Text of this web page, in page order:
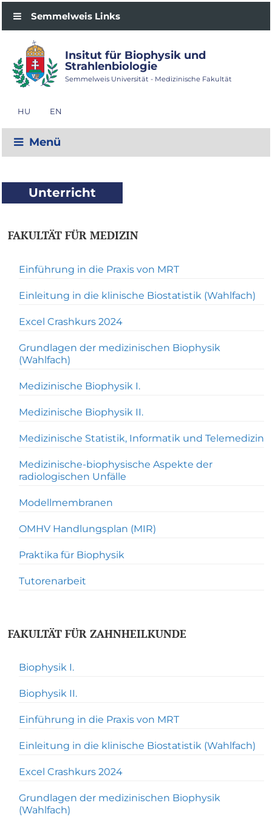
Semmelweis Links
Insitut für Biophysik und
Strahlenbiologie
Semmelweis Universität - Medizinische Fakultät
HU EN
Menü
Unterricht
FAKULTÄT FÜR MEDIZIN
Einführung in die Praxis von MRT
Einleitung in die klinische Biostatistik (Wahlfach)
Excel Crashkurs 2024
Grundlagen der medizinischen Biophysik
(Wahlfach)
Medizinische Biophysik I.
Medizinische Biophysik II.
Medizinische Statistik, Informatik und Telemedizin
Medizinische-biophysische Aspekte der
radiologischen Unfälle
Modellmembranen
OMHV Handlungsplan (MIR)
Praktika für Biophysik
Tutorenarbeit
FAKULTÄT FÜR ZAHNHEILKUNDE
Biophysik I.
Biophysik II.
Einführung in die Praxis von MRT
Einleitung in die klinische Biostatistik (Wahlfach)
Excel Crashkurs 2024
Grundlagen der medizinischen Biophysik
(Wahlfach)